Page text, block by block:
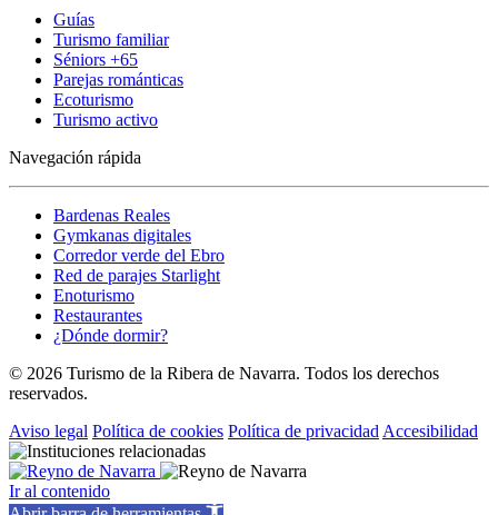
Guías
Turismo familiar
Séniors +65
Parejas románticas
Ecoturismo
Turismo activo
Navegación rápida
Bardenas Reales
Gymkanas digitales
Corredor verde del Ebro
Red de parajes Starlight
Enoturismo
Restaurantes
¿Dónde dormir?
© 2026 Turismo de la Ribera de Navarra. Todos los derechos
reservados.
Aviso legal Política de cookies Política de privacidad Accesibilidad
Ir al contenido